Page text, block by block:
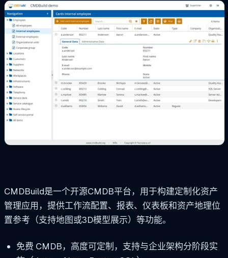
CMDBuild是一个开源CMDB平台，用于构建定制化资产
管理应用，提供工作流配置、报表、仪表板和资产地理位
置参考（支持地图或3D模型展示）等功能。
免费 CMDB，高度可定制，支持与企业架构分阶段实